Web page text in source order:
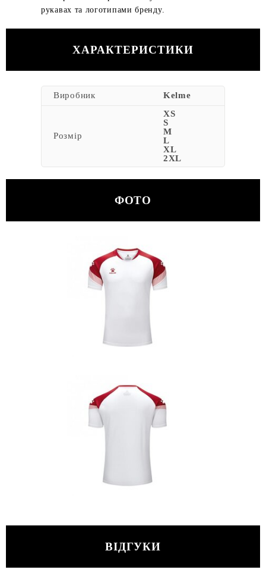
рукавах та логотипами бренду.
ХАРАКТЕРИСТИКИ
Виробник Kelme
Розмір
XS
S
M
L
XL
2XL
ФОТО
ВІДГУКИ